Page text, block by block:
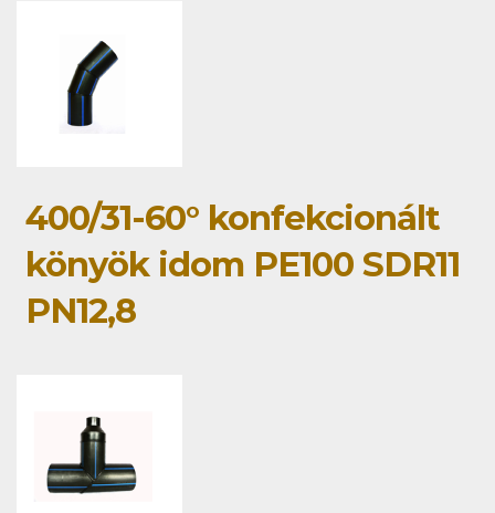
400/31-60° konfekcionált
könyök idom PE100 SDR11
PN12,8